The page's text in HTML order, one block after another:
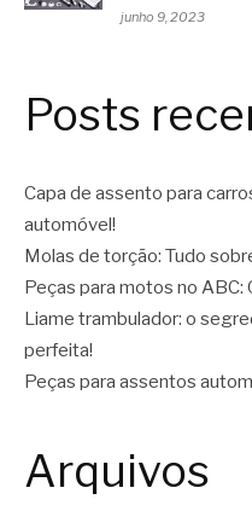
junho 9, 2023
Posts
Capa de assento para
automóvel!
Molas de torção: Tudo
Peças para motos no ABC:
Liame trambulador: o
perfeita!
Peças para assentos
Arquivos